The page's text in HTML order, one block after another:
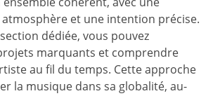
et une intention précise.
dédiée, vous pouvez
marquants et comprendre
au fil du temps. Cette approche
la musique dans sa globalité, au-